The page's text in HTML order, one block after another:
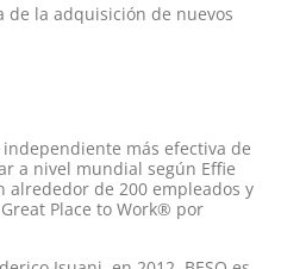
de la adquisición de nuevos
más efectiva de
a nivel mundial según Effie
alrededor de 200 empleados y
Place to Work® por